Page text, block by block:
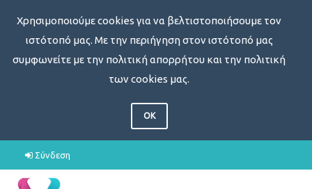
Χρησιμοποιούμε cookies για να βελτιστοποιήσουμε τον
ιστότοπό μας. Με την περιήγηση στον ιστότοπό μας
συμφωνείτε με την πολιτική απορρήτου και την πολιτική
των cookies μας.
OK
Σύνδεση